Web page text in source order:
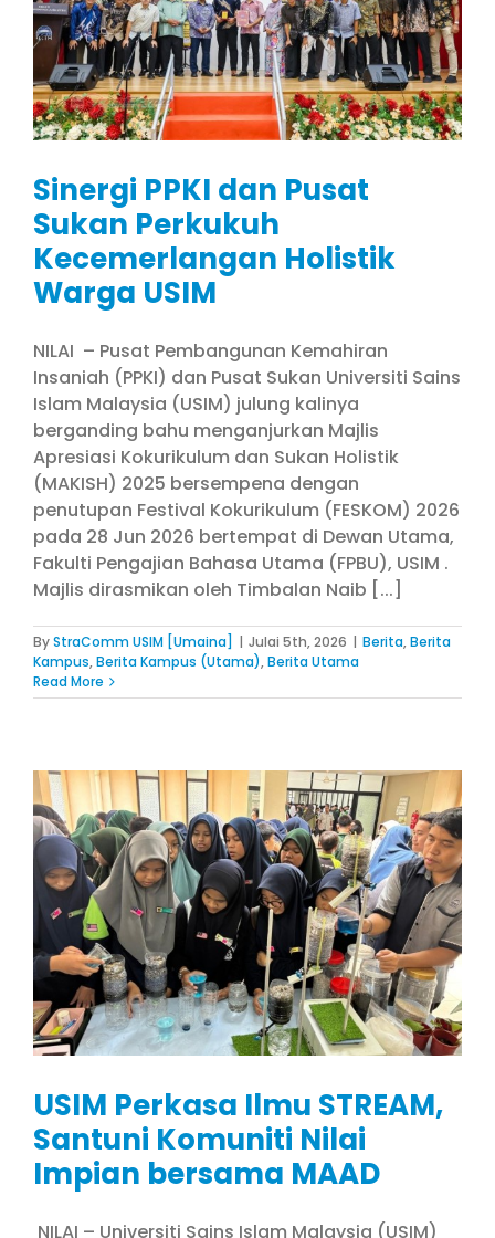
Sinergi PPKI dan Pusat
Sukan Perkukuh
Kecemerlangan Holistik
Warga USIM
NILAI – Pusat Pembangunan Kemahiran
Insaniah (PPKI) dan Pusat Sukan Universiti Sains
Islam Malaysia (USIM) julung kalinya
berganding bahu menganjurkan Majlis
Apresiasi Kokurikulum dan Sukan Holistik
(MAKISH) 2025 bersempena dengan
penutupan Festival Kokurikulum (FESKOM) 2026
pada 28 Jun 2026 bertempat di Dewan Utama,
Fakulti Pengajian Bahasa Utama (FPBU), USIM .
Majlis dirasmikan oleh Timbalan Naib [...]
ByStraComm USIM [Umaina] | Julai 5th, 2026 | Berita,Berita
Kampus,Berita Kampus (Utama),Berita Utama
Read More
USIM Perkasa Ilmu STREAM,
Santuni Komuniti Nilai
Impian bersama MAAD
NILAI – Universiti Sains Islam Malaysia (USIM)